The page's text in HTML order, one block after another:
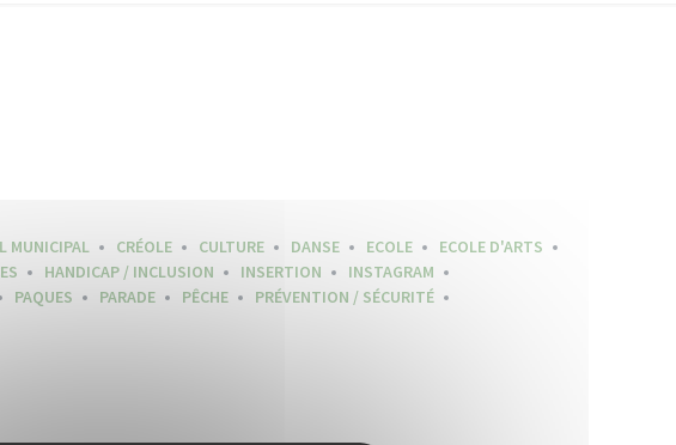
MUNICIPAL CRÉOLE CULTURE DANSE ECOLE
ECOLE D'ARTS
HANDICAP / INCLUSION INSERTION
INSTAGRAM
PAQUES PARADE PÊCHE
PRÉVENTION / SÉCURITÉ